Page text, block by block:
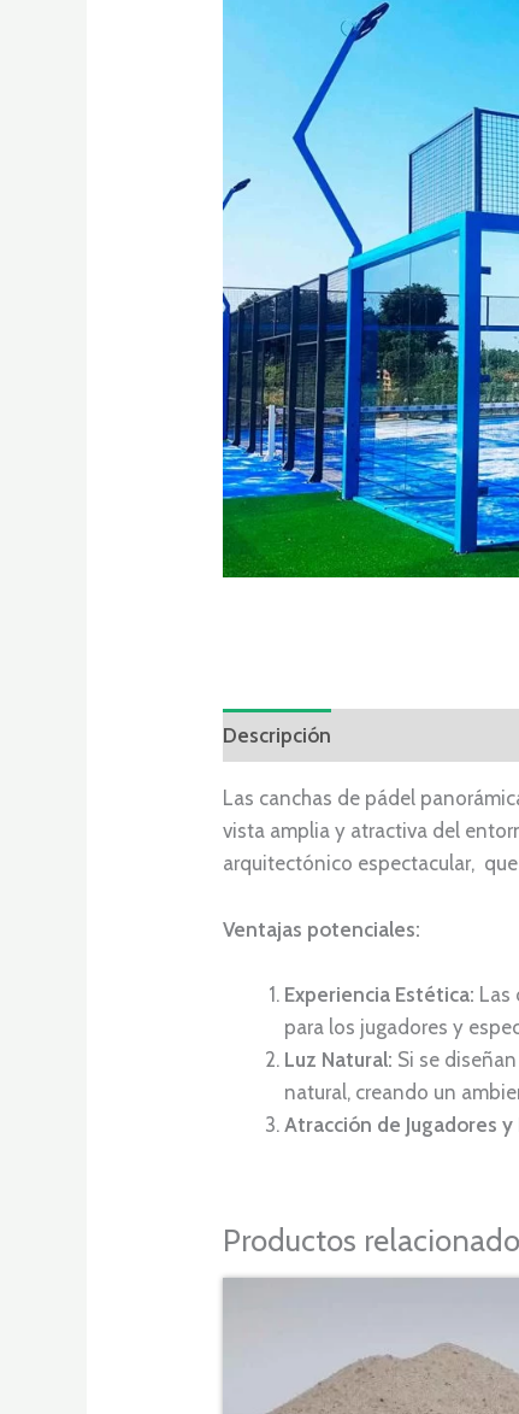
Descripción
Las canchas de pádel
vista amplia y atractiva del
arquitectónico espectacular,
Ventajas potenciales:
Experiencia Estética: Las
para los jugadores y
Luz Natural: Si se
natural, creando un
Atracción de Jugadores
Productos